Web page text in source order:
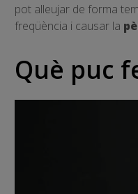
pot alleujar de forma
freqüència i causar la
Què puc